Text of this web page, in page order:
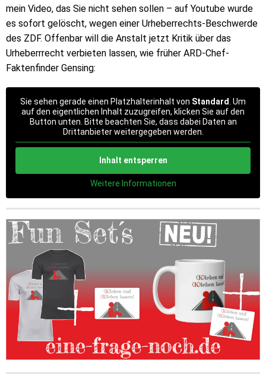
mein Video, das Sie nicht sehen sollen – auf Youtube wurde
es sofort gelöscht, wegen einer Urheberrechts-Beschwerde
des ZDF. Offenbar will die Anstalt jetzt Kritik über das
Urheberrrecht verbieten lassen, wie früher ARD-Chef-
Faktenfinder Gensing:
Sie sehen gerade einen Platzhalterinhalt von Standard. Um
auf den eigentlichen Inhalt zuzugreifen, klicken Sie auf den
Button unten. Bitte beachten Sie, dass dabei Daten an
Drittanbieter weitergegeben werden.
Inhalt entsperren
Weitere Informationen